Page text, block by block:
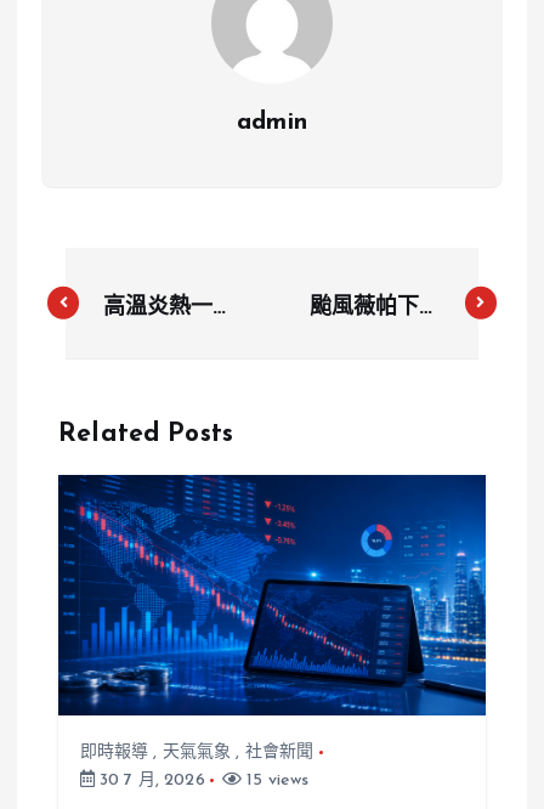
admin
高溫炎熱一週
留意局部大雨
度
颱風薇帕下午
Related Posts
即時報導 , 天氣氣象 , 社會新聞
30 7 月, 2026
15 views